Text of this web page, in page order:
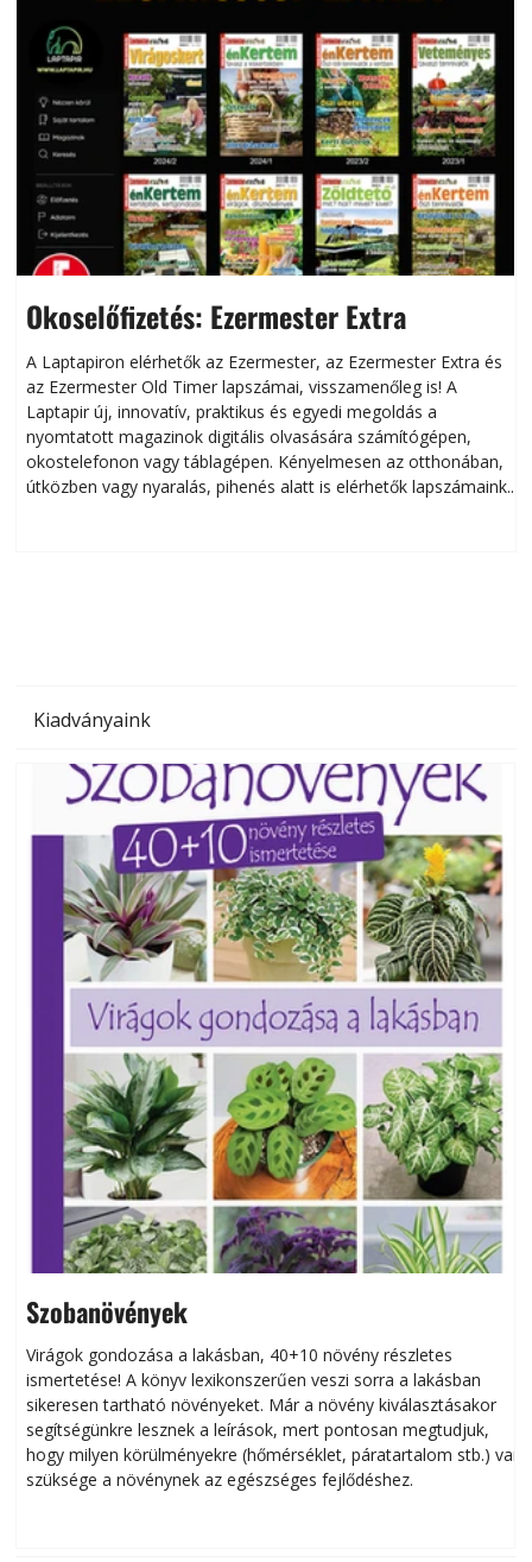
Okoselőfizetés: Ezermester Extra
A Laptapiron elérhetők az Ezermester, az Ezermester Extra és
az Ezermester Old Timer lapszámai, visszamenőleg is! A
Laptapir új, innovatív, praktikus és egyedi megoldás a
nyomtatott magazinok digitális olvasására számítógépen,
okostelefonon vagy táblagépen. Kényelmesen az otthonában,
útközben vagy nyaralás, pihenés alatt is elérhetők lapszámaink.
Kiadványaink
Szobanövények
Virágok gondozása a lakásban, 40+10 növény részletes
ismertetése! A könyv lexikonszerűen veszi sorra a lakásban
sikeresen tart­ha­tó növényeket. Már a növény kiválasztásakor
segítségünkre lesznek a leírások, mert pontosan megtudjuk,
hogy milyen körülményekre (hőmérséklet, páratartalom stb.) van
szüksége a növénynek az egészséges fejlődéshez.